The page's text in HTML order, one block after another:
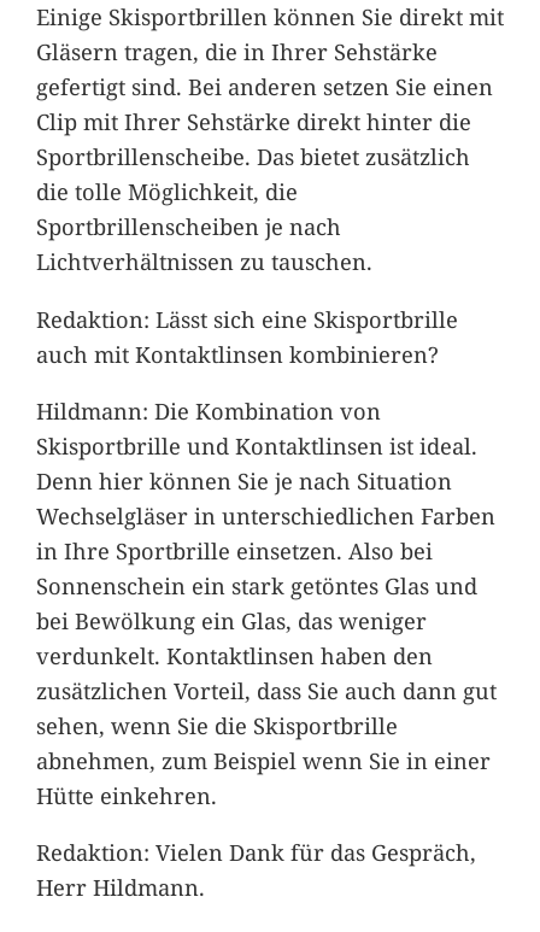
Einige Skisportbrillen können Sie direkt mit
Gläsern tragen, die in Ihrer Sehstärke
gefertigt sind. Bei anderen setzen Sie einen
Clip mit Ihrer Sehstärke direkt hinter die
Sportbrillenscheibe. Das bietet zusätzlich
die tolle Möglichkeit, die
Sportbrillenscheiben je nach
Lichtverhältnissen zu tauschen.
Redaktion: Lässt sich eine Skisportbrille
auch mit Kontaktlinsen kombinieren?
Hildmann: Die Kombination von
Skisportbrille und Kontaktlinsen ist ideal.
Denn hier können Sie je nach Situation
Wechselgläser in unterschiedlichen Farben
in Ihre Sportbrille einsetzen. Also bei
Sonnenschein ein stark getöntes Glas und
bei Bewölkung ein Glas, das weniger
verdunkelt. Kontaktlinsen haben den
zusätzlichen Vorteil, dass Sie auch dann gut
sehen, wenn Sie die Skisportbrille
abnehmen, zum Beispiel wenn Sie in einer
Hütte einkehren.
Redaktion: Vielen Dank für das Gespräch,
Herr Hildmann.